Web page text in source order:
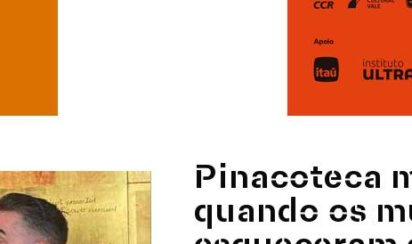
Pinacoteca
quando os